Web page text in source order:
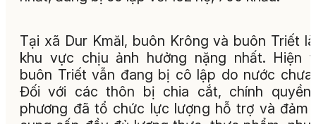
Tại xã Dur Kmăl, buôn Krông và buôn Triết
khu vực chịu ảnh hưởng nặng nhất. Hiện
buôn Triết vẫn đang bị cô lập do nước chưa
Đối với các thôn bị chia cắt, chính quyền
phương đã tổ chức lực lượng hỗ trợ và đảm